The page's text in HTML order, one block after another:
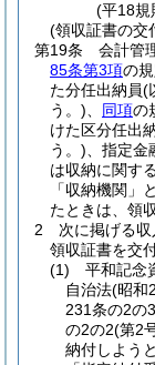
(平18規
(領収証書の交
第19条
会計管
85条第3項の
た分任出納員(
う。)
同項の
けた区分任出
う。) 、指定
は収納に関す
「収納機関」
たときは、領
2
次に掲げる収
領収証書を交
(1)
平和記念
自治法(昭和
231条の2の
の2の2(第2
納付しよう